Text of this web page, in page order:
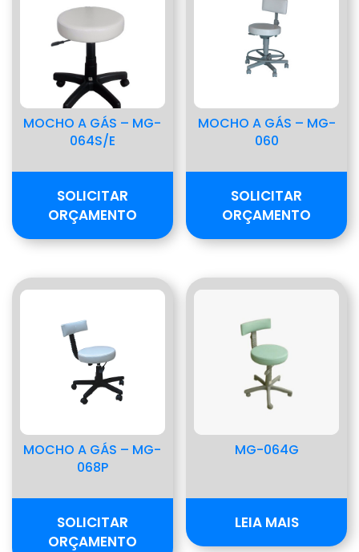
MOCHO A GÁS – MG-
064S/E
SOLICITAR
ORÇAMENTO
MOCHO A GÁS – MG-
060
SOLICITAR
ORÇAMENTO
MOCHO A GÁS – MG-
068P
SOLICITAR
ORÇAMENTO
MG-064G
LEIA MAIS